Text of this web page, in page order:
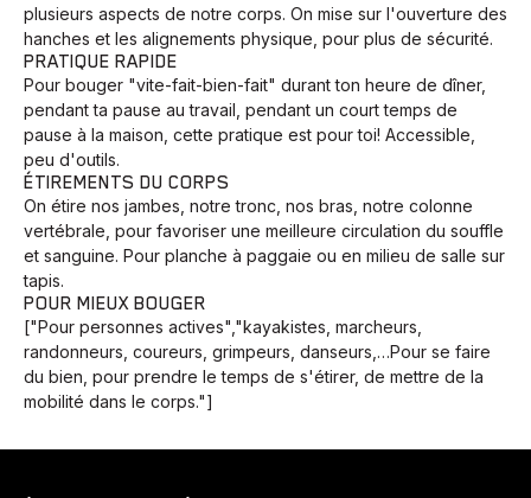
Animaux Avenir Bingo Communauté Culture
Développement Histoires Pêche Santé
Voyage Yoga
plusieurs aspects de notre corps. On mise sur l'ouverture des
hanches et les alignements physique, pour plus de sécurité.
PRATIQUE RAPIDE
Pour bouger "vite-fait-bien-fait" durant ton heure de dîner,
pendant ta pause au travail, pendant un court temps de
pause à la maison, cette pratique est pour toi! Accessible,
peu d'outils.
ÉTIREMENTS DU CORPS
On étire nos jambes, notre tronc, nos bras, notre colonne
vertébrale, pour favoriser une meilleure circulation du souffle
et sanguine. Pour planche à paggaie ou en milieu de salle sur
tapis.
POUR MIEUX BOUGER
["Pour personnes actives","kayakistes, marcheurs,
randonneurs, coureurs, grimpeurs, danseurs,…Pour se faire
du bien, pour prendre le temps de s'étirer, de mettre de la
mobilité dans le corps."]